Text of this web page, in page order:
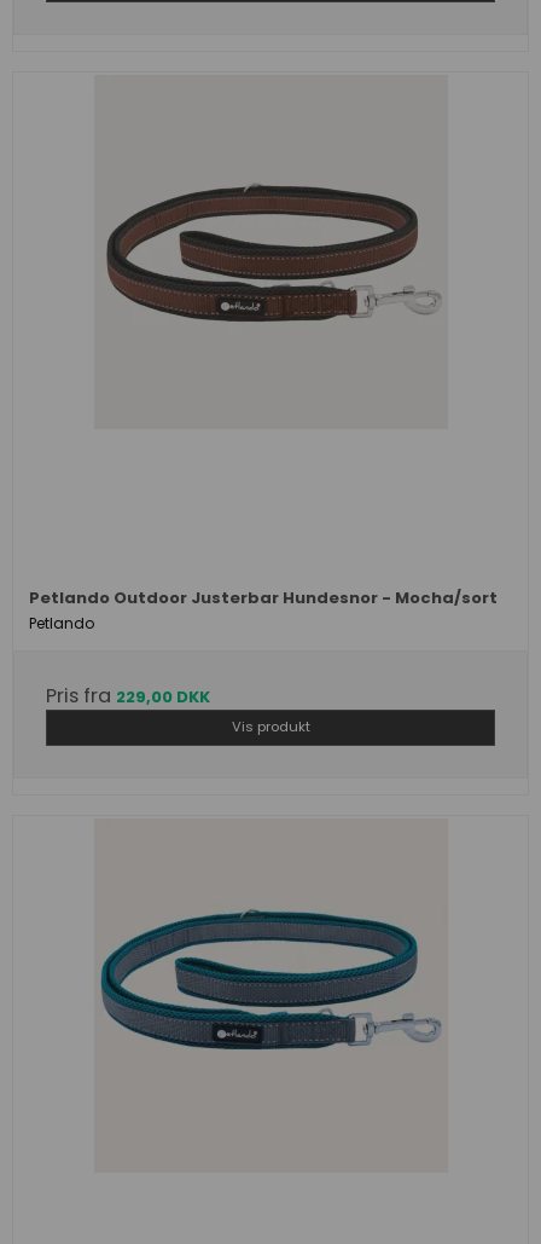
Petlando Outdoor Justerbar Hundesnor - Mocha/sort
Petlando
Pris fra 229,00 DKK
Vis produkt